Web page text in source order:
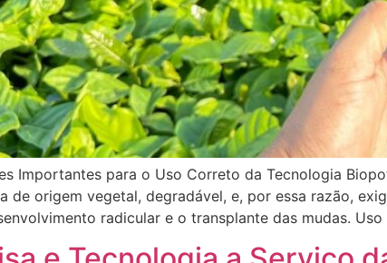
Importantes para o Uso Correto da Tecnologia
de origem vegetal, degradável, e, por essa razão,
radicular e o transplante das mudas.